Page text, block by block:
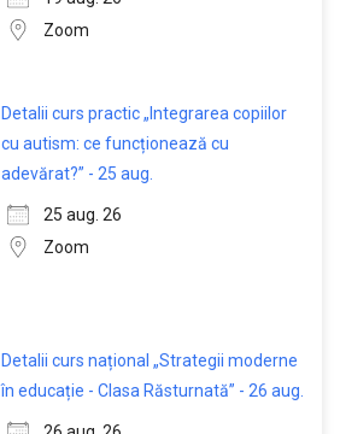
Zoom
Detalii curs practic „Integrarea copiilor
cu autism: ce funcționează cu
adevărat?” - 25 aug.
25 aug. 26
Zoom
Detalii curs național „Strategii moderne
în educație - Clasa Răsturnată” - 26 aug.